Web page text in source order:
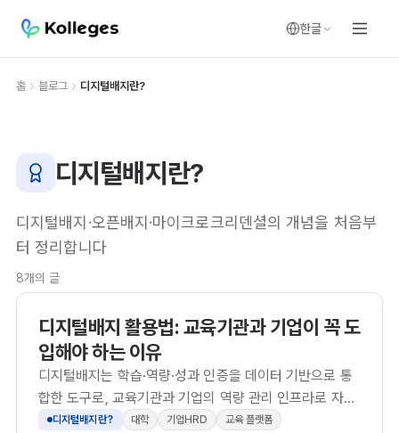
한글
홈 블로그 디지털배지란?
디지털배지란?
디지털배지·오픈배지·마이크로크리덴셜의 개념을 처음부
터 정리합니다
8개의 글
디지털배지 활용법: 교육기관과 기업이 꼭 도
입해야 하는 이유
디지털배지는 학습·역량·성과 인증을 데이터 기반으로 통
합한 도구로, 교육기관과 기업의 역량 관리 인프라로 자리
잡고 있다.
디지털배지란? 대학 기업HRD
교육 플랫폼